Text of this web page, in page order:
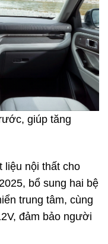
giúp tăng
liệu nội thất cho
bổ sung hai bệ
trung tâm, cùng
đảm bảo người